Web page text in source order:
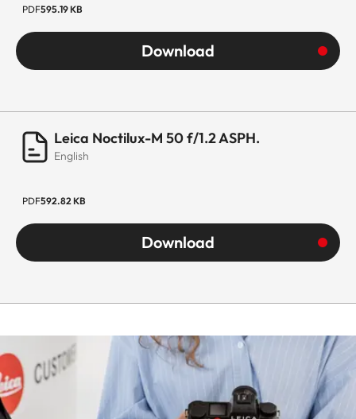
PDF595.19 KB
Download
Leica Noctilux-M 50 f/1.2 ASPH.
English
PDF592.82 KB
Download